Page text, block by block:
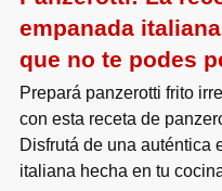
empanada
que no te podes
Prepará panzerotti frito
con esta receta de
Disfrutá de una auténtica
italiana hecha en tu